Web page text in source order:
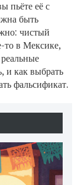
пьёте её с
быть
чистый
то в Мексике,
и как выбрать
фальсификат.